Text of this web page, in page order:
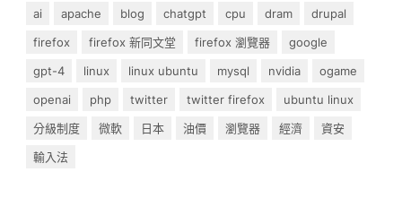
ai apache blog chatgpt cpu dram
drupal
firefox
firefox 新同文堂 firefox 瀏覽器
google
gpt-4
linux linux ubuntu mysql nvidia
ogame
openai
php twitter twitter firefox
ubuntu linux
分級制度
微軟 日本 油價 瀏覽器 經濟
資安
輸入法